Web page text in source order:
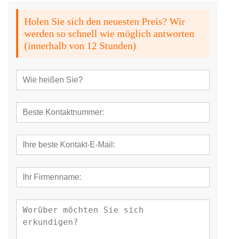
Holen Sie sich den neuesten Preis? Wir
werden so schnell wie möglich antworten
(innerhalb von 12 Stunden)